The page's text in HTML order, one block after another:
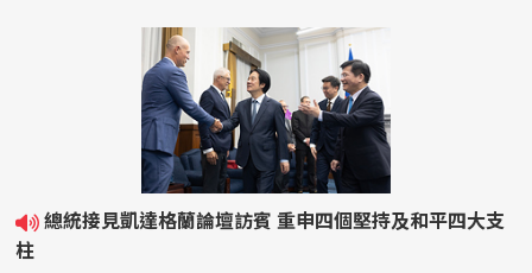
總統接見凱達格蘭論壇訪賓 重申四個堅持及和平四大支
柱